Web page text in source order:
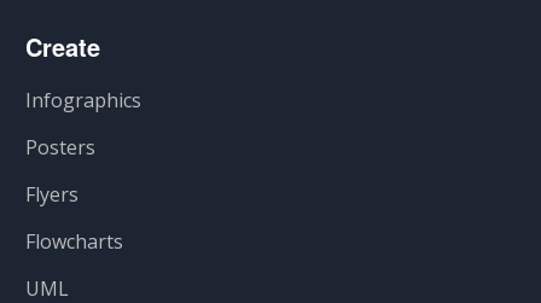
Create
Infographics
Posters
Flyers
Flowcharts
UML